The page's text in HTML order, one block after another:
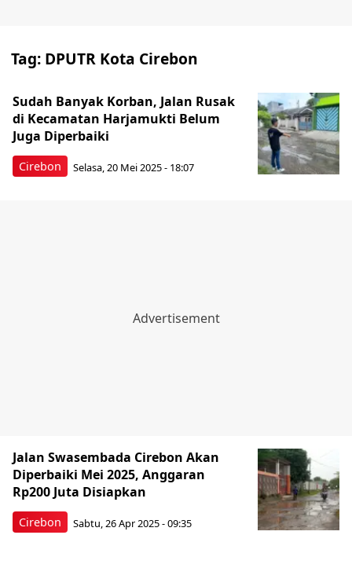
Tag: DPUTR Kota Cirebon
Cirebon
Sudah Banyak Korban, Jalan Rusak
di Kecamatan Harjamukti Belum
Juga Diperbaiki
Selasa, 20 Mei 2025 - 18:07
Cirebon
Jalan Swasembada Cirebon Akan
Diperbaiki Mei 2025, Anggaran
Rp200 Juta Disiapkan
Sabtu, 26 Apr 2025 - 09:35